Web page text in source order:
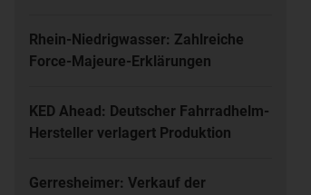
Rhein-Niedrigwasser: Zahlreiche
Force-Majeure-Erklärungen
KED Ahead: Deutscher Fahrradhelm-
Hersteller verlagert Produktion
Gerresheimer: Verkauf der